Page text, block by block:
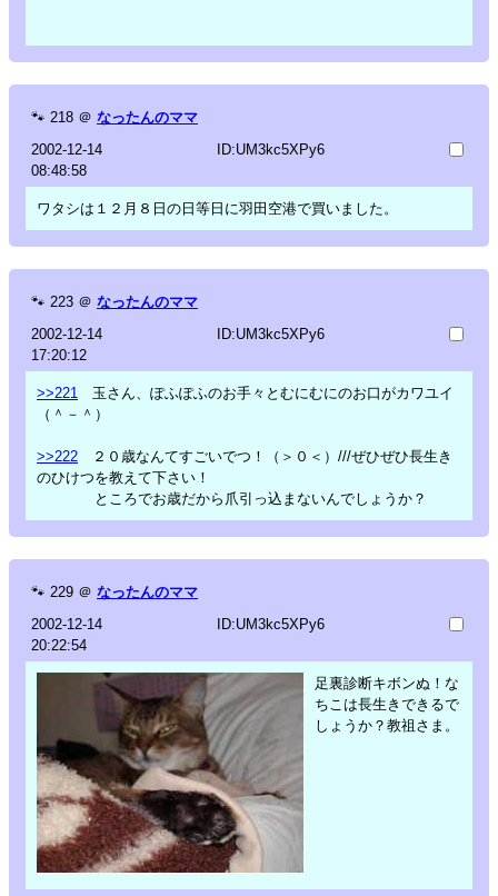
🐾 218 ＠ なったんのママ
2002-12-14
08:48:58
ID:UM3kc5XPy6
ワタシは１２月８日の日等日に羽田空港で買いました。
🐾 223 ＠ なったんのママ
2002-12-14
17:20:12
ID:UM3kc5XPy6
>>221
玉さん、ぽふぽふのお手々とむにむにのお口がカワユイ
（＾－＾）
>>222 ２０歳なんてすごいでつ！（＞０＜）///ぜひぜひ長生き
のひけつを教えて下さい！
ところでお歳だから爪引っ込まないんでしょうか？
🐾 229 ＠ なったんのママ
2002-12-14
20:22:54
ID:UM3kc5XPy6
足裏診断キボンぬ！な
ちこは長生きできるで
しょうか？教祖さま。